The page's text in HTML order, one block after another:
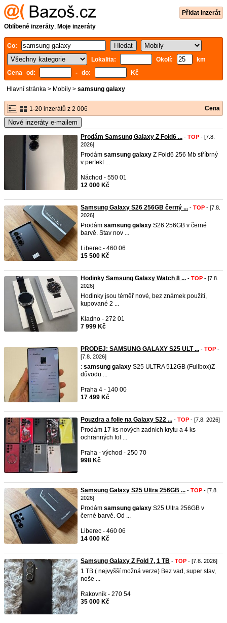
Přidat inzerát
Oblíbené inzeráty, Moje inzeráty
Co:
Lokalita:
Okolí:
km
Cena od:
- do: Kč
Hlavní stránka > Mobily > samsung galaxy
1-20 inzerátů z 2 006 Cena
Nové inzeráty e-mailem
Prodám Samsung Galaxy Z Fold6 ... - TOP - [7.8.
2026]
Prodám samsung galaxy Z Fold6 256 Mb stříbrný
v perfekt ...
Náchod - 550 01
12 000 Kč
Samsung Galaxy S26 256GB černý ... - TOP - [7.8.
2026]
Prodám samsung galaxy S26 256GB v černé
barvě. Stav nov ...
Liberec - 460 06
15 500 Kč
Hodinky Samsung Galaxy Watch 8 ... - TOP - [7.8.
2026]
Hodinky jsou téměř nové, bez známek použití,
kupované 2 ...
Kladno - 272 01
7 999 Kč
PRODEJ: SAMSUNG GALAXY S25 ULT ... - TOP -
[7.8. 2026]
: samsung galaxy S25 ULTRA 512GB (Fullbox) ​Z
důvodu ...
Praha 4 - 140 00
17 499 Kč
Pouzdra a folie na Galaxy S22 ... - TOP - [7.8. 2026]
Prodám 17 ks nových zadních krytu a 4 ks
ochranných fol ...
Praha - východ - 250 70
998 Kč
Samsung Galaxy S25 Ultra 256GB ... - TOP - [7.8.
2026]
Prodám samsung galaxy S25 Ultra 256GB v
černé barvě. Od ...
Liberec - 460 06
14 000 Kč
Samsung Galaxy Z Fold 7, 1 TB - TOP - [7.8. 2026]
1 TB ( nejvyšší možná verze) Bez vad, super stav,
noše ...
Rakovník - 270 54
35 000 Kč